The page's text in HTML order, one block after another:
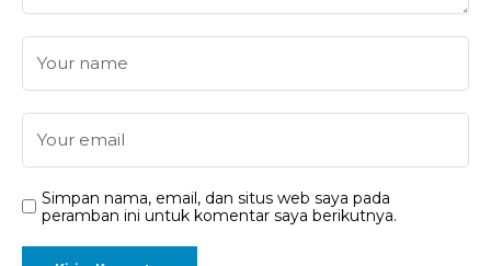
Simpan nama, email, dan situs web saya pada
peramban ini untuk komentar saya berikutnya.